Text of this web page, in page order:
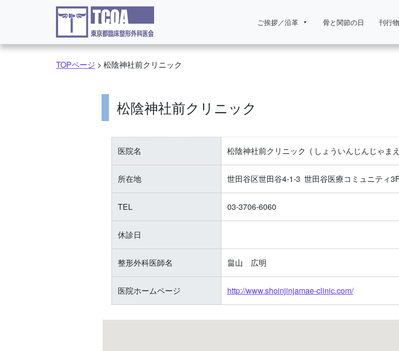
コンテンツへスキップ
ご挨拶／沿革 骨と関節の日 刊行物
TOPページ > 松陰神社前クリニック
松陰神社前クリニック
医院名 松陰神社前クリニック ( しょういんじんじゃま
所在地 世田谷区世田谷4-1-3 世田谷医療コミュニティ
TEL 03-3706-6060
休診日
整形外科医師名 畠山 広明
医院ホームページ http://www.shoinjinjamae-clinic.com/